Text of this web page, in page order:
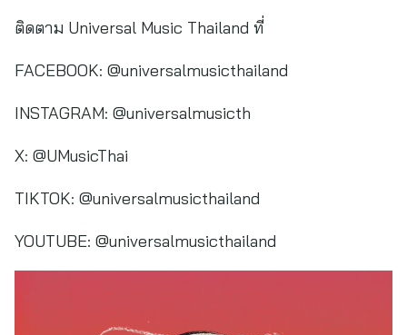
ติดตาม Universal Music Thailand ที่
FACEBOOK: @universalmusicthailand
INSTAGRAM: @universalmusicth
X: @UMusicThai
TIKTOK: @universalmusicthailand
YOUTUBE: @universalmusicthailand